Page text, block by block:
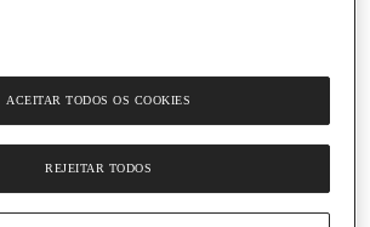
18,55 €
24,73 € / Litro
REJEITAR TODOS
ACEITAR TODOS OS COOKIES